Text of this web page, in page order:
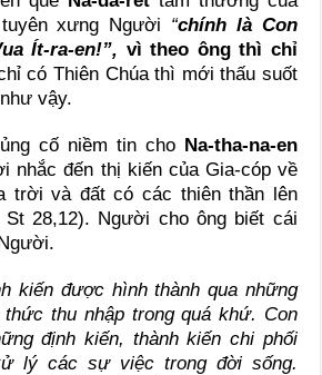
xưng Người “chính là Con
Ít-ra-en!”, vì theo ông thì chỉ
có Thiên Chúa thì mới thấu suốt
vậy.
cố niềm tin cho Na-tha-na-en
nhắc đến thị kiến của Gia-cóp về
trời và đất có các thiên thần lên
28,12). Người cho ông biết cái
kiến được hình thành qua những
thu nhập trong quá khứ. Con
định kiến, thành kiến chi phối
lý các sự việc trong đời sống.